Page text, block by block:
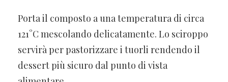
Porta il composto a una temperatura di circa
121°C mescolando delicatamente. Lo sciroppo
servirà per pastorizzare i tuorli rendendo il
dessert più sicuro dal punto di vista